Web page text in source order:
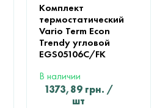
Комплект
термостатический
Vario Term Econ
Trendy угловой
EGS05106C/FK
В наличии
1373,89 грн. /
шт